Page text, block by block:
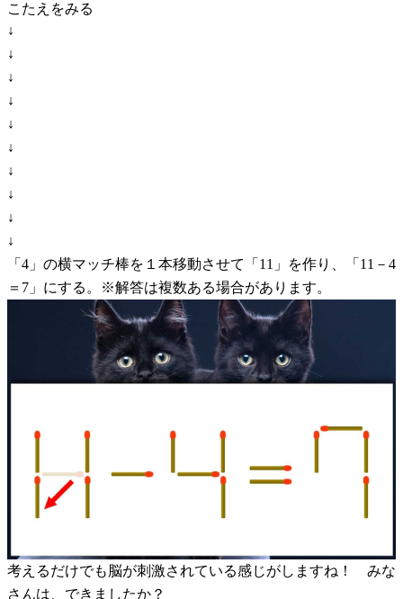
こたえをみる
↓
↓
↓
↓
↓
↓
↓
↓
↓
↓
「4」の横マッチ棒を１本移動させて「11」を作り、「11－4
＝7」にする。※解答は複数ある場合があります。
考えるだけでも脳が刺激されている感じがしますね！ みな
さんは、できましたか？